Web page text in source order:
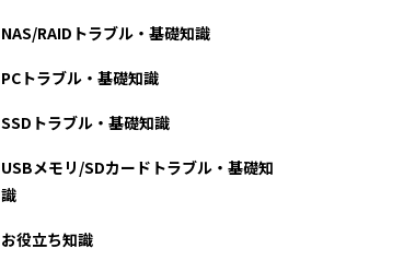
NAS/RAIDトラブル・基礎知識
PCトラブル・基礎知識
SSDトラブル・基礎知識
USBメモリ/SDカードトラブル・基礎知
識
お役立ち知識